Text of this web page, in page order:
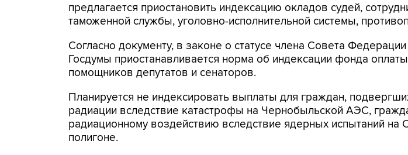
предлагается приостановить индексацию окладов судей,
таможенной службы, уголовно-исполнительной системы,
Согласно документу, в законе о статусе члена Совета Федерации
Госдумы приостанавливается норма об индексации фонда
помощников депутатов и сенаторов.
Планируется не индексировать выплаты для граждан,
радиации вследствие катастрофы на Чернобыльской АЭС,
радиационному воздействию вследствие ядерных испытаний на
полигоне.